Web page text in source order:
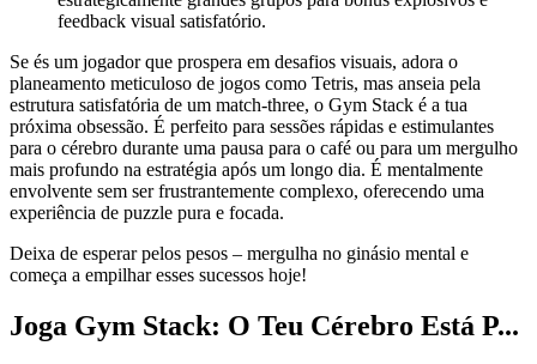
feedback visual satisfatório.
Se és um jogador que prospera em desafios visuais, adora o
planeamento meticuloso de jogos como Tetris, mas anseia pela
estrutura satisfatória de um match-three, o Gym Stack é a tua
próxima obsessão. É perfeito para sessões rápidas e estimulantes
para o cérebro durante uma pausa para o café ou para um mergulho
mais profundo na estratégia após um longo dia. É mentalmente
envolvente sem ser frustrantemente complexo, oferecendo uma
experiência de puzzle pura e focada.
Deixa de esperar pelos pesos – mergulha no ginásio mental e
começa a empilhar esses sucessos hoje!
Joga Gym Stack: O Teu Cérebro Está P...